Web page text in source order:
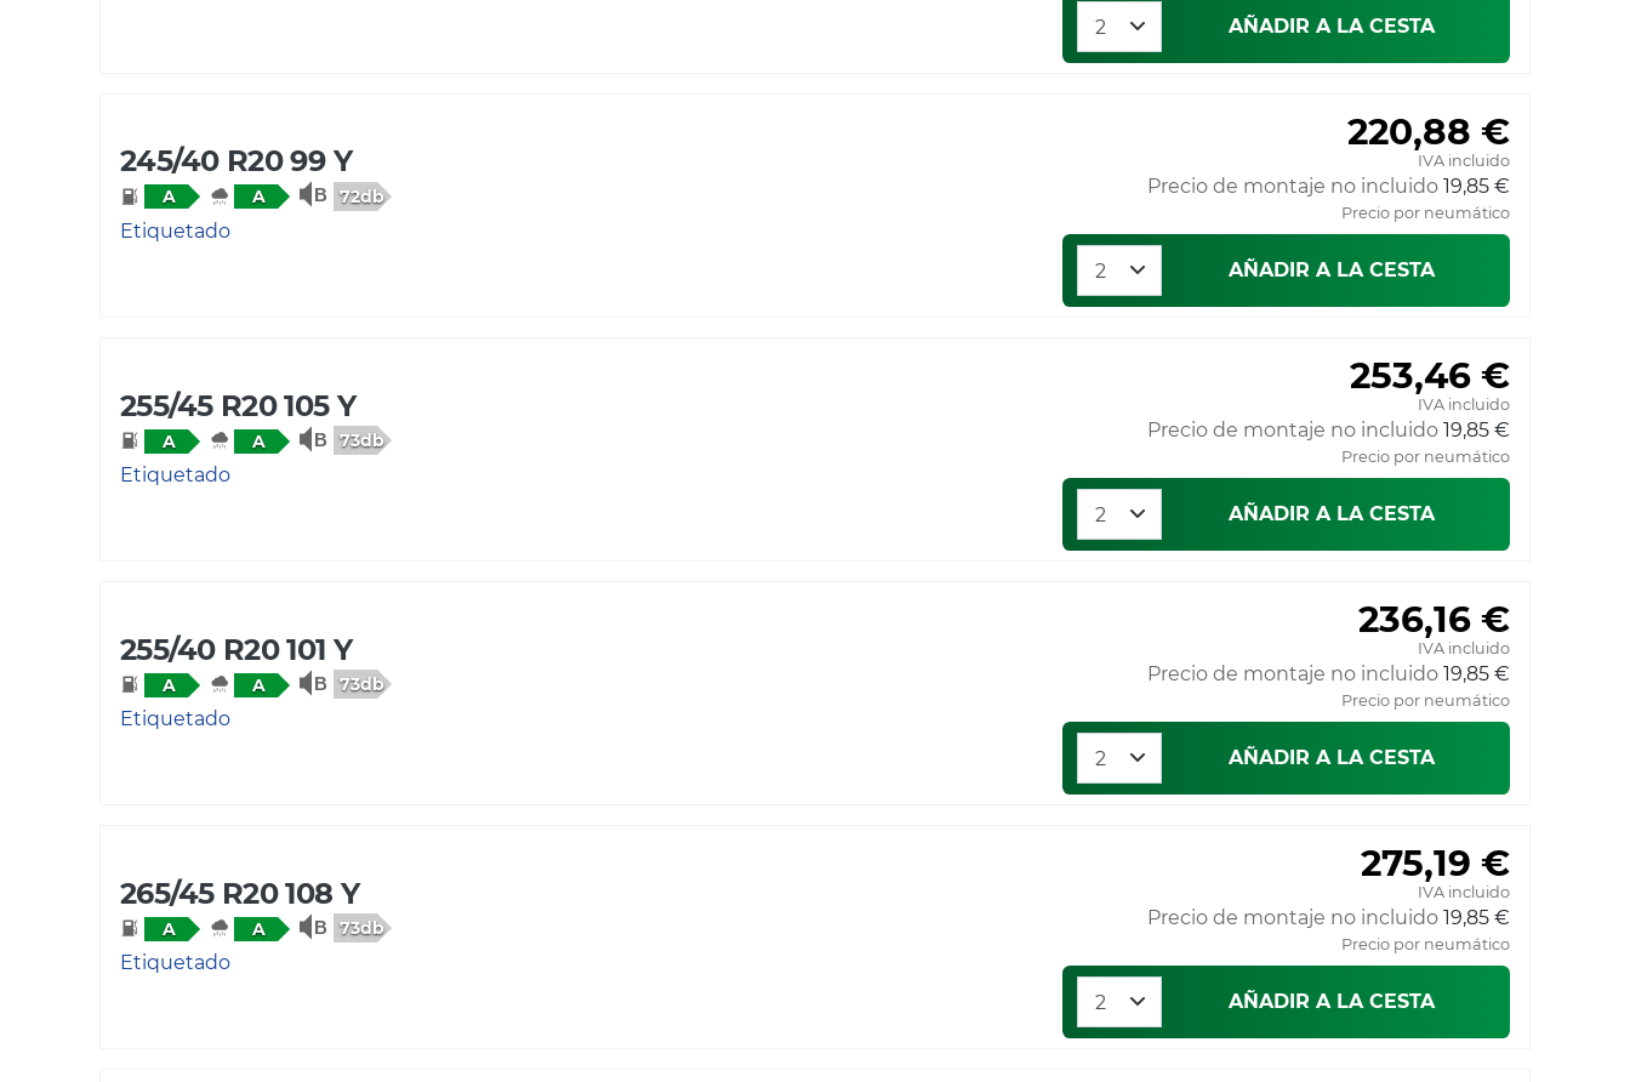
AÑADIR A LA CESTA
245/40 R20 99 Y
A A 72db
Etiquetado
220,88 €
IVA incluido
Precio de montaje no incluido 19,85 €
Precio por neumático
AÑADIR A LA CESTA
255/45 R20 105 Y
A A 73db
Etiquetado
253,46 €
IVA incluido
Precio de montaje no incluido 19,85 €
Precio por neumático
AÑADIR A LA CESTA
255/40 R20 101 Y
A A 73db
Etiquetado
236,16 €
IVA incluido
Precio de montaje no incluido 19,85 €
Precio por neumático
AÑADIR A LA CESTA
265/45 R20 108 Y
A A 73db
Etiquetado
275,19 €
IVA incluido
Precio de montaje no incluido 19,85 €
Precio por neumático
AÑADIR A LA CESTA